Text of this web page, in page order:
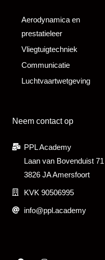
Aerodynamica en
prestatieleer
Vliegtuigtechniek
Communicatie
Luchtvaartwetgeving
Neem contact op
PPL Academy
Laan van Bovenduist 71
3826 JA Amersfoort
KVK 90506995
info@ppl.academy
FacebookInstagram